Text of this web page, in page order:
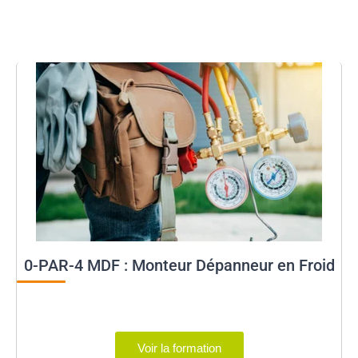
0-PAR-4 MDF : Monteur Dépanneur en Froid
Voir la formation